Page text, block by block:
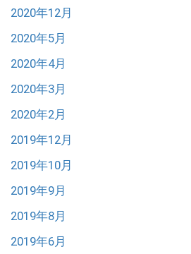
2020年12月
2020年5月
2020年4月
2020年3月
2020年2月
2019年12月
2019年10月
2019年9月
2019年8月
2019年6月